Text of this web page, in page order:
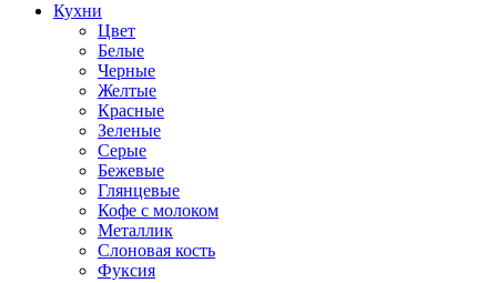
Кухни
Цвет
Белые
Черные
Желтые
Красные
Зеленые
Серые
Бежевые
Глянцевые
Кофе с молоком
Металлик
Слоновая кость
Фуксия